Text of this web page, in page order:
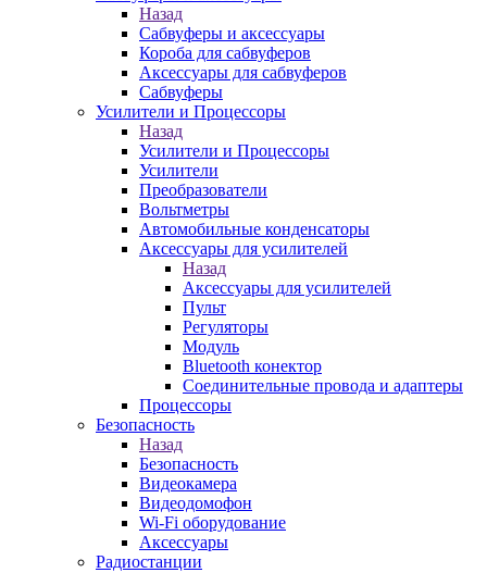
Назад
Сабвуферы и аксессуары
Короба для сабвуферов
Аксессуары для сабвуферов
Сабвуферы
Усилители и Процессоры
Назад
Усилители и Процессоры
Усилители
Преобразователи
Вольтметры
Автомобильные конденсаторы
Аксессуары для усилителей
Назад
Аксессуары для усилителей
Пульт
Регуляторы
Модуль
Bluetooth конектор
Соединительные провода и адаптеры
Процессоры
Безопасность
Назад
Безопасность
Видеокамера
Видеодомофон
Wi-Fi оборудование
Аксессуары
Радиостанции